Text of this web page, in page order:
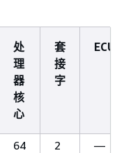
处
理
器
核
心
套
接
字
ECU
64 2 —